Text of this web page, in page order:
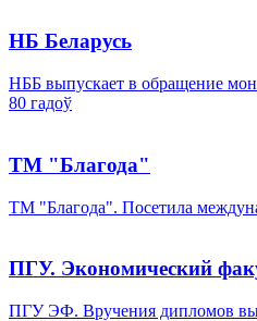
НБ Беларусь
НББ выпускает в обращение
80 гадоў
ТМ "Благода"
ТМ "Благода". Посетила
ПГУ. Экономический
ПГУ ЭФ. Вручения дипломов